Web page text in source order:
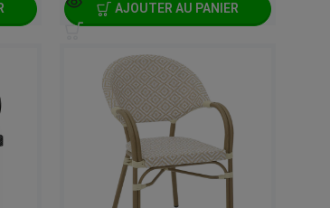
AJOUTER AU PANIER